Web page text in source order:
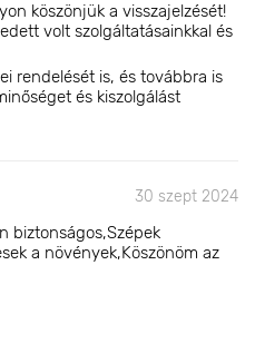
köszönjük a visszajelzését!
volt szolgáltatásainkkal és
rendelését is, és továbbra is
és kiszolgálást
30 szept 2024
biztonságos,Szépek
a növények,Köszönöm az